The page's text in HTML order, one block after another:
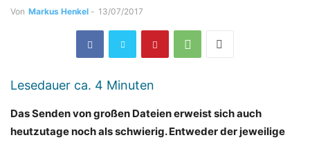
Von Markus Henkel - 13/07/2017
Lesedauer ca. 4 Minuten
Das Senden von großen Dateien erweist sich auch
heutzutage noch als schwierig. Entweder der jeweilige